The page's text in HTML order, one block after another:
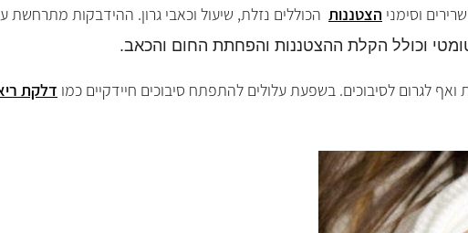
וסימני הצטננות הכוללים נזלת, שיעול וכאבי גרון. ההידבקות מתרחשת
וכולל הקלת ההצטננות והפחתת החום והכאב.
בשפעת עלולים להתפתח סיבוכים חיידקיים כמו דלקת